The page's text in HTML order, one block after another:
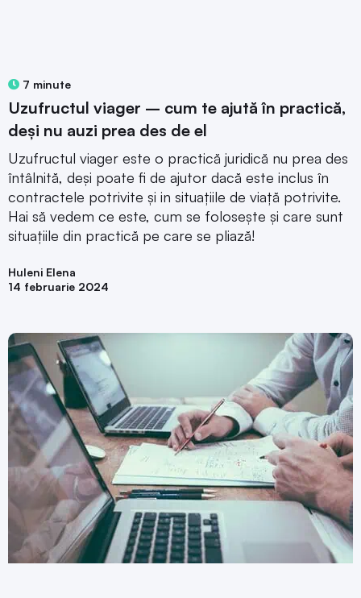
7 minute
Uzufructul viager – cum te ajută în practică,
deși nu auzi prea des de el
Uzufructul viager este o practică juridică nu prea des
întâlnită, deși poate fi de ajutor dacă este inclus în
contractele potrivite și in situațiile de viață potrivite.
Hai să vedem ce este, cum se folosește și care sunt
situațiile din practică pe care se pliază!
Huleni Elena
14 februarie 2024